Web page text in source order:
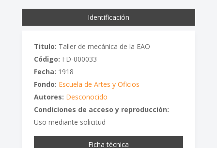
Identificación
Titulo: Taller de mecánica de la EAO
Código: FD-000033
Fecha: 1918
Fondo: Escuela de Artes y Oficios
Autores: Desconocido
Condiciones de acceso y reproducción:
Uso mediante solicitud
Ficha técnica